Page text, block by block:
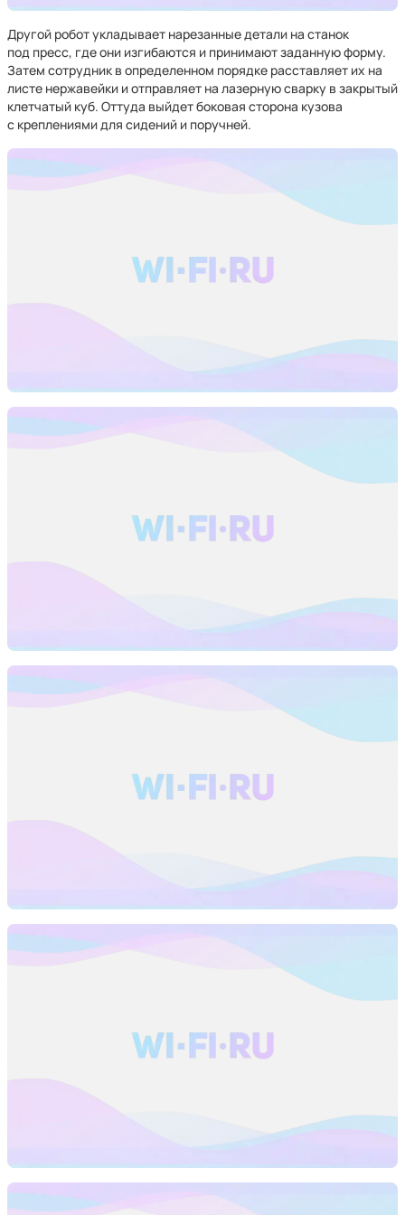
Другой робот укладывает нарезанные детали на станок
под пресс, где они изгибаются и принимают заданную форму.
Затем сотрудник в определенном порядке расставляет их на
листе нержавейки и отправляет на лазерную сварку в закрытый
клетчатый куб. Оттуда выйдет боковая сторона кузова
с креплениями для сидений и поручней.